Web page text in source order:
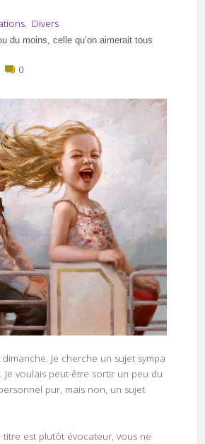
, Divers
du moins, celle qu’on aimerait tous
0
dimanche. Je cherche un sujet sympa
Je voulais peut-être sortir un peu du
pur, mais non, un sujet
titre est plutôt évocateur, vous ne